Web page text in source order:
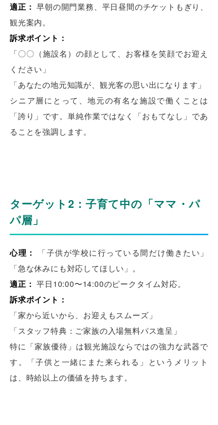
適正： 早朝の開門業務、平日昼間のチケットもぎり、
観光案内。
訴求ポイント：
「〇〇（施設名）の顔として、お客様を笑顔でお迎え
ください」
「あなたの地元知識が、観光客の思い出になります」
シニア層にとって、地元の有名な施設で働くことは
「誇り」です。単純作業ではなく「おもてなし」であ
ることを強調します。
ターゲット2：子育て中の「ママ・パ
パ層」
心理：
「子供が学校に行っている間だけ働きたい」
「急な休みにも対応してほしい」。
適正： 平日10:00〜14:00のピークタイム対応。
訴求ポイント：
「家から近いから、お迎えもスムーズ」
「スタッフ特典：ご家族の入場無料パス進呈」
特に「家族優待」は観光施設ならではの強力な武器で
す。「子供と一緒にまた来られる」というメリット
は、時給以上の価値を持ちます。